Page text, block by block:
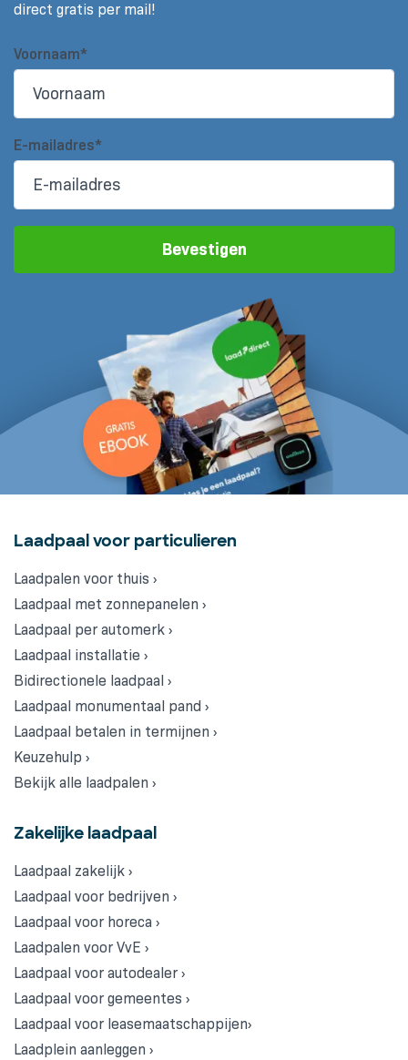
direct gratis per mail!
Voornaam*
E-mailadres*
Bevestigen
Laadpaal voor particulieren
Laadpalen voor thuis ›
Laadpaal met zonnepanelen ›
Laadpaal per automerk ›
Laadpaal installatie ›
Bidirectionele laadpaal ›
Laadpaal monumentaal pand ›
Laadpaal betalen in termijnen ›
Keuzehulp ›
Bekijk alle laadpalen ›
Zakelijke laadpaal
Laadpaal zakelijk ›
Laadpaal voor bedrijven ›
Laadpaal voor horeca ›
Laadpalen voor VvE ›
Laadpaal voor autodealer ›
Laadpaal voor gemeentes ›
Laadpaal voor leasemaatschappijen›
Laadplein aanleggen ›